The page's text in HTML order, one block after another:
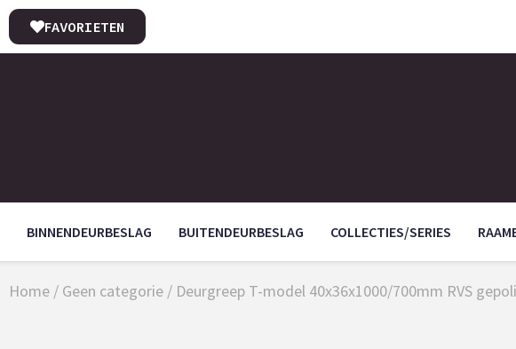
FAVORIETEN
BINNENDEURBESLAG BUITENDEURBESLAG COLLECTIES/SERIES
Home / Geen categorie / Deurgreep T-model 40x36x1000/700mm RVS